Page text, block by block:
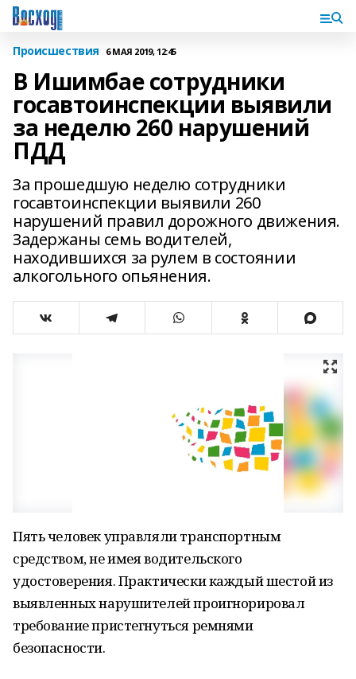
Происшествия 6 МАЯ 2019, 12:45
В Ишимбае сотрудники
госавтоинспекции выявили
за неделю 260 нарушений
ПДД
За прошедшую неделю сотрудники
госавтоинспекции выявили 260
нарушений правил дорожного движения.
Задержаны семь водителей,
находившихся за рулем в состоянии
алкогольного опьянения.
Пять человек управляли транспортным
средством, не имея водительского
удостоверения. Практически каждый шестой из
выявленных нарушителей проигнорировал
требование пристегнуться ремнями
безопасности.